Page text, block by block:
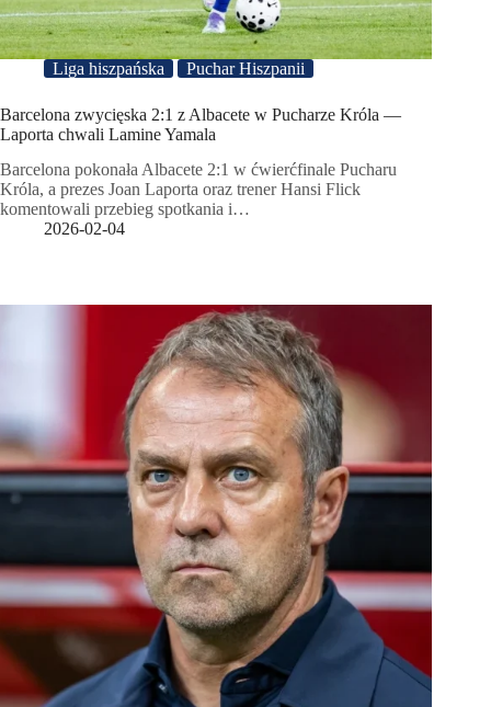
Liga hiszpańska Puchar Hiszpanii
Barcelona zwycięska 2:1 z Albacete w Pucharze Króla —
Laporta chwali Lamine Yamala
Barcelona pokonała Albacete 2:1 w ćwierćfinale Pucharu
Króla, a prezes Joan Laporta oraz trener Hansi Flick
komentowali przebieg spotkania i…
2026-02-04